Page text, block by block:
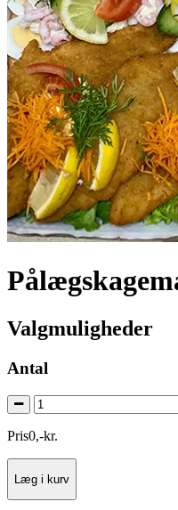
Valgmuligheder
Antal
Pris0,-kr.
Læg i kurv